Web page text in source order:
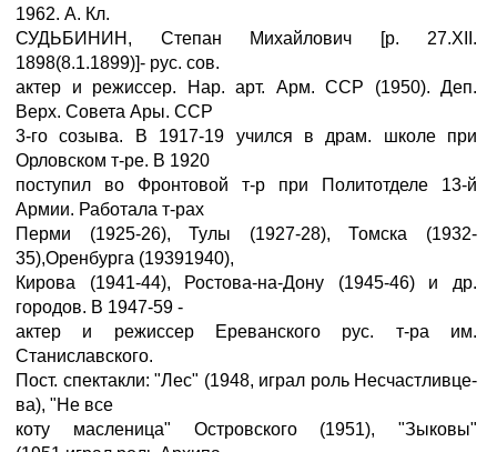
1962. А. Кл.
СУДЬБИНИН, Степан Михайлович [р. 27.XII.
1898(8.1.1899)]- рус. сов.
актер и режиссер. Нар. арт. Арм. ССР (1950). Деп.
Верх. Совета Ары. ССР
3-го созыва. В 1917-19 учился в драм. школе при
Орловском т-ре. В 1920
поступил во Фронтовой т-р при Политотделе 13-й
Армии. Работала т-рах
Перми (1925-26), Тулы (1927-28), Томска (1932-
35),Оренбурга (19391940),
Кирова (1941-44), Ростова-на-Дону (1945-46) и др.
городов. В 1947-59 -
актер и режиссер Ереванского рус. т-ра им.
Станиславского.
Пост. спектакли: "Лес" (1948, играл роль Несчастливце-
ва), "Не все
коту масленица" Островского (1951), "Зыковы"